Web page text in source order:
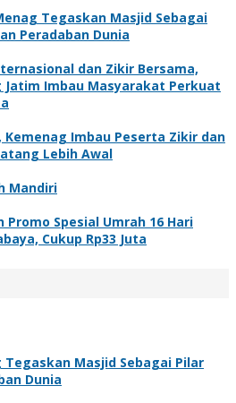
Tegaskan Masjid Sebagai
Peradaban Dunia
dan Zikir Bersama,
Jatim Imbau Masyarakat Perkuat
Kemenag Imbau Peserta Zikir dan
Lebih Awal
Mandiri
Promo Spesial Umrah 16 Hari
Cukup Rp33 Juta
Tegaskan Masjid Sebagai Pilar
Dunia